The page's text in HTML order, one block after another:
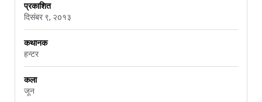
प्रकाशित
दिसंबर ९, २o१३
कथानक
हन्टर
कला
जून